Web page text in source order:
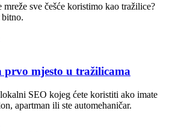
mreže sve češće koristimo kao tražilice?
bitno.
prvo mjesto u tražilicama
SEO kojeg ćete koristiti ako imate
apartman ili ste automehaničar.